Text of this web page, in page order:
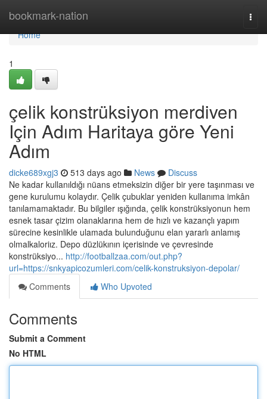
bookmark-nation
Home
Home
1
çelik konstrüksiyon merdiven
Için Adım Haritaya göre Yeni
Adım
dicke689xgj3 513 days ago News
Discuss
Ne kadar kullanıldığı nüans etmeksizin diğer bir yere taşınması ve
gene kurulumu kolaydır. Çelik çubuklar yeniden kullanıma imkân
tanılamamaktadır. Bu bilgiler ışığında, çelik konstrüksiyonun hem
esnek tasar çizim olanaklarına hem de hızlı ve kazançlı yapım
sürecine kesinlikle ulamada bulunduğunu elan yararlı anlamış
olmalkaloriız. Depo düzlükının içerisinde ve çevresinde
konstrüksiyo... http://footballzaa.com/out.php?
url=https://snkyapicozumleri.com/celik-konstruksiyon-depolar/
Comments
Who Upvoted
Comments
Submit a Comment
No HTML